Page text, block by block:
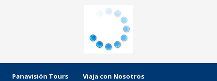
Panavisión Tours Viaja con Nosotros